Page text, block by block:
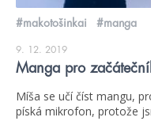
#makotošinkai #manga
9. 12. 2019
Manga pro
Míša se učí číst mangu,
píská mikrofon, protože